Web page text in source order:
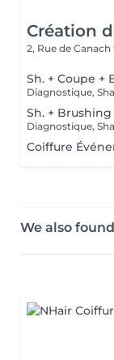
Création
2, Rue de Canach
Sh. + Coupe +
Diagnostique,
Sh. + Brushing
Diagnostique,
Coiffure
We also